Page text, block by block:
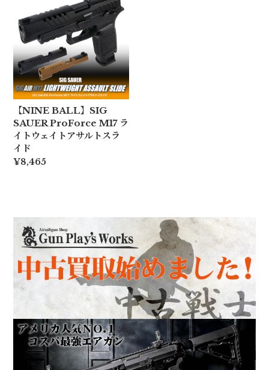
【NINE BALL】SIG
SAUER ProForce M17 ラ
イトウェイトアサルトスラ
イド
¥8,465